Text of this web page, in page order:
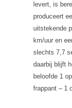
levert, is
produceert
uitstekende
km/uur en
slechts 7,7
daarbij blijft
beloofde 1
frappant – 1